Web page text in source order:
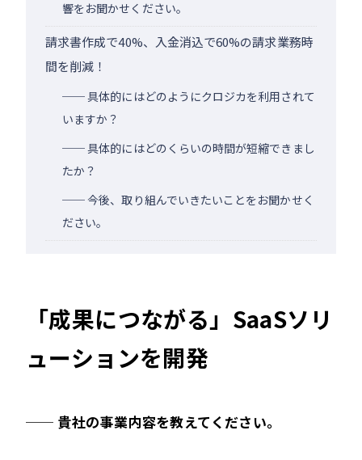
響をお聞かせください。
請求書作成で40%、入金消込で60%の請求業務時
間を削減！
── 具体的にはどのようにクロジカを利用されて
いますか？
── 具体的にはどのくらいの時間が短縮できまし
たか？
── 今後、取り組んでいきたいことをお聞かせく
ださい。
「成果につながる」SaaSソリ
ューションを開発
── 貴社の事業内容を教えてください。